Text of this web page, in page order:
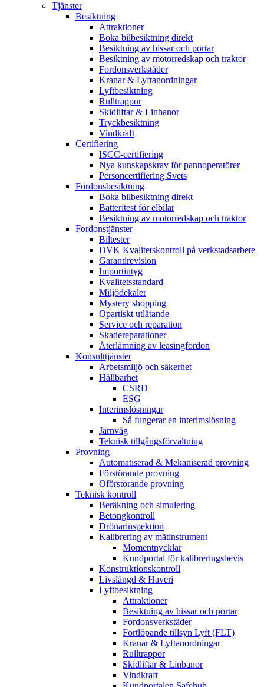
Tjänster
Besiktning
Attraktioner
Boka bilbesiktning direkt
Besiktning av hissar och portar
Besiktning av motorredskap och traktor
Fordonsverkstäder
Kranar & Lyftanordningar
Lyftbesiktning
Rulltrappor
Skidliftar & Linbanor
Tryckbesiktning
Vindkraft
Certifiering
ISCC-certifiering
Nya kunskapskrav för pannoperatörer
Personcertifiering Svets
Fordonsbesiktning
Boka bilbesiktning direkt
Batteritest för elbilar
Besiktning av motorredskap och traktor
Fordonstjänster
Biltester
DVK Kvalitetskontroll på verkstadsarbete
Garantirevision
Importintyg
Kvalitetsstandard
Miljödekaler
Mystery shopping
Opartiskt utlåtande
Service och reparation
Skadereparationer
Återlämning av leasingfordon
Konsulttjänster
Arbetsmiljö och säkerhet
Hållbarhet
CSRD
ESG
Interimslösningar
Så fungerar en interimslösning
Järnväg
Teknisk tillgångsförvaltning
Provning
Automatiserad & Mekaniserad provning
Förstörande provning
Oförstörande provning
Teknisk kontroll
Beräkning och simulering
Betongkontroll
Drönarinspektion
Kalibrering av mätinstrument
Momentnycklar
Kundportal för kalibreringsbevis
Konstruktionskontroll
Livslängd & Haveri
Lyftbesiktning
Attraktioner
Besiktning av hissar och portar
Fordonsverkstäder
Fortlöpande tillsyn Lyft (FLT)
Kranar & Lyftanordningar
Rulltrappor
Skidliftar & Linbanor
Vindkraft